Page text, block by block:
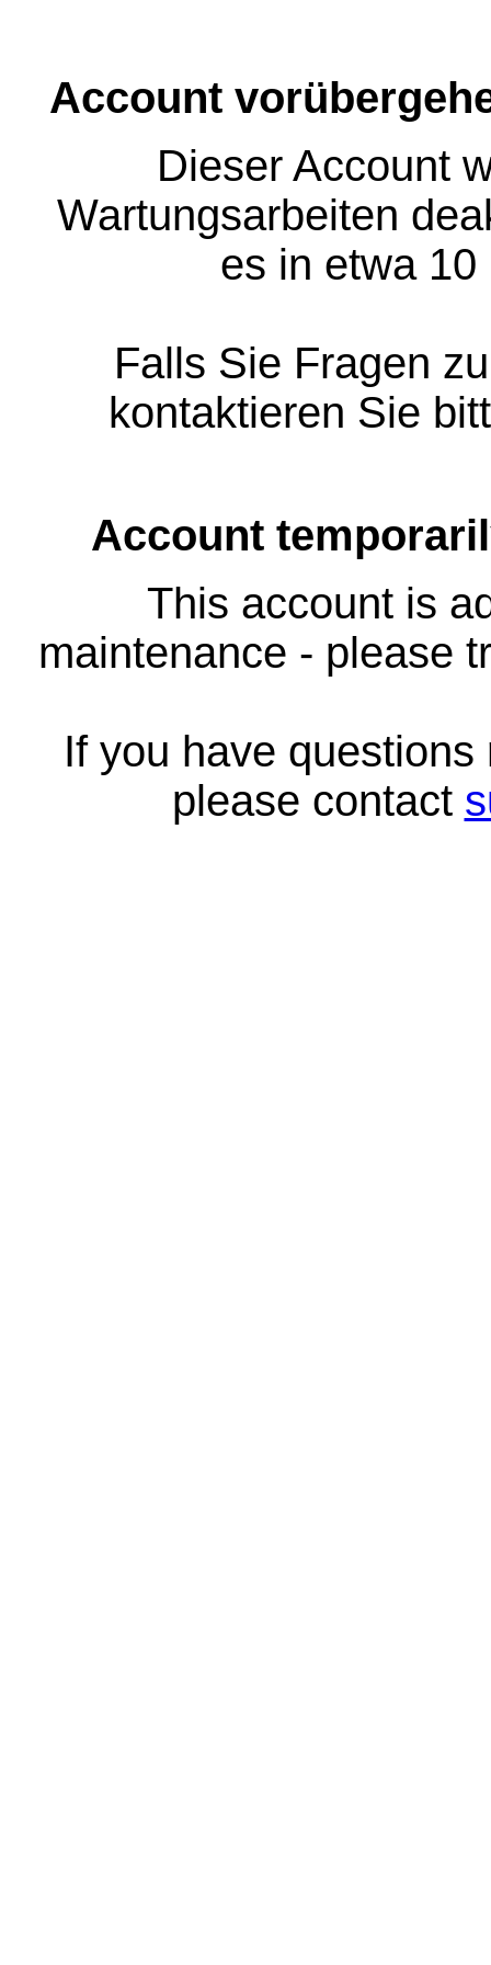
Account
Dieser Account
Wartungsarbeiten
es in etwa
Falls Sie Fragen
kontaktieren Sie
Account
This account is
maintenance - please
If you have
please contact